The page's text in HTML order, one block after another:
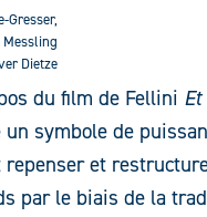
Gresser,
Messling
Dietze
du film de Fellini
symbole de
et
par le biais de la